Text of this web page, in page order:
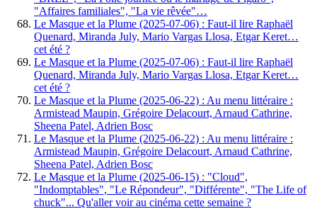
"Affaires familiales", "La vie rêvée"…
Le Masque et la Plume (2025-07-06) : Faut-il lire Raphaël
Quenard, Miranda July, Mario Vargas Llosa, Etgar Keret…
cet été ?
Le Masque et la Plume (2025-07-06) : Faut-il lire Raphaël
Quenard, Miranda July, Mario Vargas Llosa, Etgar Keret…
cet été ?
Le Masque et la Plume (2025-06-22) : Au menu littéraire :
Armistead Maupin, Grégoire Delacourt, Arnaud Cathrine,
Sheena Patel, Adrien Bosc
Le Masque et la Plume (2025-06-22) : Au menu littéraire :
Armistead Maupin, Grégoire Delacourt, Arnaud Cathrine,
Sheena Patel, Adrien Bosc
Le Masque et la Plume (2025-06-15) : "Cloud",
"Indomptables", "Le Répondeur", "Différente", "The Life of
chuck"... Qu'aller voir au cinéma cette semaine ?